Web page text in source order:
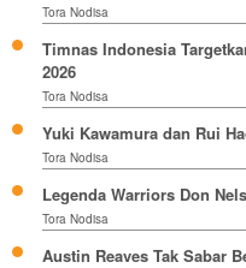
Tora Nodisa
Timnas Indonesia
2026
Tora Nodisa
Yuki Kawamura dan Rui
Tora Nodisa
Legenda Warriors Don
Tora Nodisa
Austin Reaves Tak Sabar